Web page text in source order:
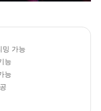
밍 가능
능
능